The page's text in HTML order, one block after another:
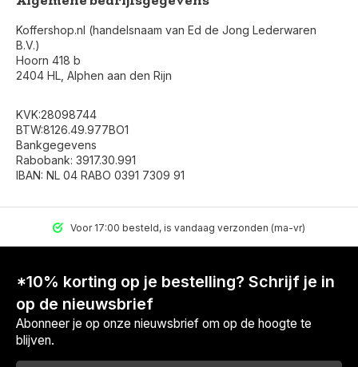
Koffershop.nl (handelsnaam van Ed de Jong Lederwaren
B.V.)
Hoorn 418 b
2404 HL, Alphen aan den Rijn
KVK:28098744
BTW:8126.49.977BO1
Bankgegevens
Rabobank: 3917.30.991
IBAN: NL 04 RABO 0391 7309 91
Voor 17:00 besteld, is vandaag verzonden (ma-vr)
*10% korting op je bestelling? Schrijf je in
op de nieuwsbrief
Abonneer je op onze nieuwsbrief om op de hoogte te
blijven.